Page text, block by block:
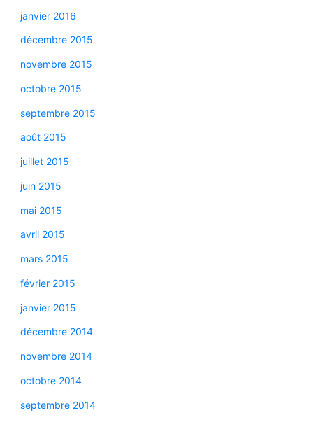
janvier 2016
décembre 2015
novembre 2015
octobre 2015
septembre 2015
août 2015
juillet 2015
juin 2015
mai 2015
avril 2015
mars 2015
février 2015
janvier 2015
décembre 2014
novembre 2014
octobre 2014
septembre 2014